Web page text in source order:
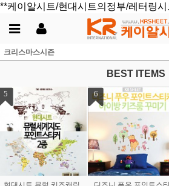
**케이알시트/현대시트의정부/레터링
크리스마스시즌
BEST ITEMS